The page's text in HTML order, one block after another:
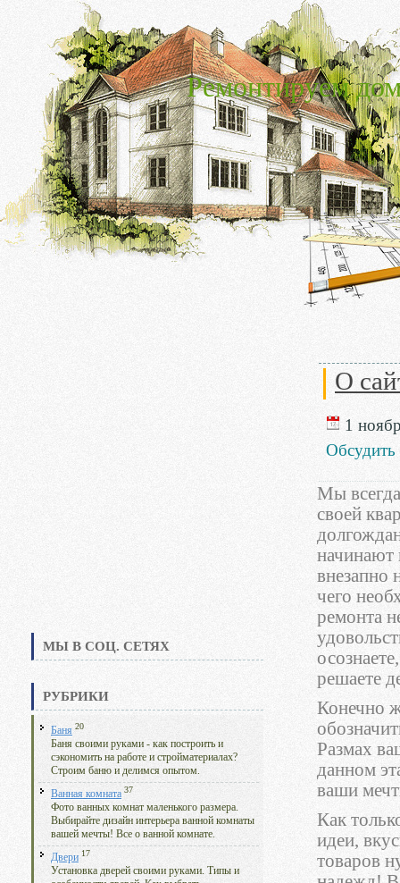
Ремонтируем
МЫ В СОЦ. СЕТЯХ
РУБРИКИ
Баня 20
Баня своими руками - как построить и
сэкономить на работе и стройматериалах?
Строим баню и делимся опытом.
Ванная комната 37
Фото ванных комнат маленького размера.
Выбирайте дизайн интерьера ванной комнаты
вашей мечты! Все о ванной комнате.
Двери 17
Установка дверей своими руками. Типы и
О
1
Обсудить
Мы
своей
начинают
внезапно
чего
ремонта
решаете
Конечно
Размах
данном
ваши
Как
идеи,
товаров